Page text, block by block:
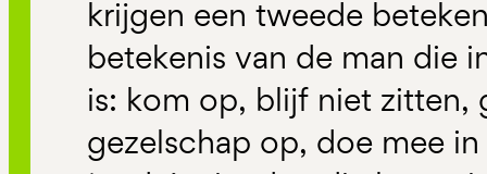
krijgen een tweede
betekenis van de man die
is: kom op, blijf niet zitten,
gezelschap op, doe mee